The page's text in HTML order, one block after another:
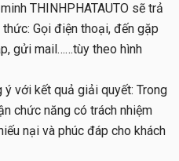
THINHPHATAUTO sẽ trả
Gọi điện thoại, đến gặp
gửi mail……tùy theo hình
ý với kết quả giải quyết: Trong
chức năng có trách nhiệm
nại và phúc đáp cho khách